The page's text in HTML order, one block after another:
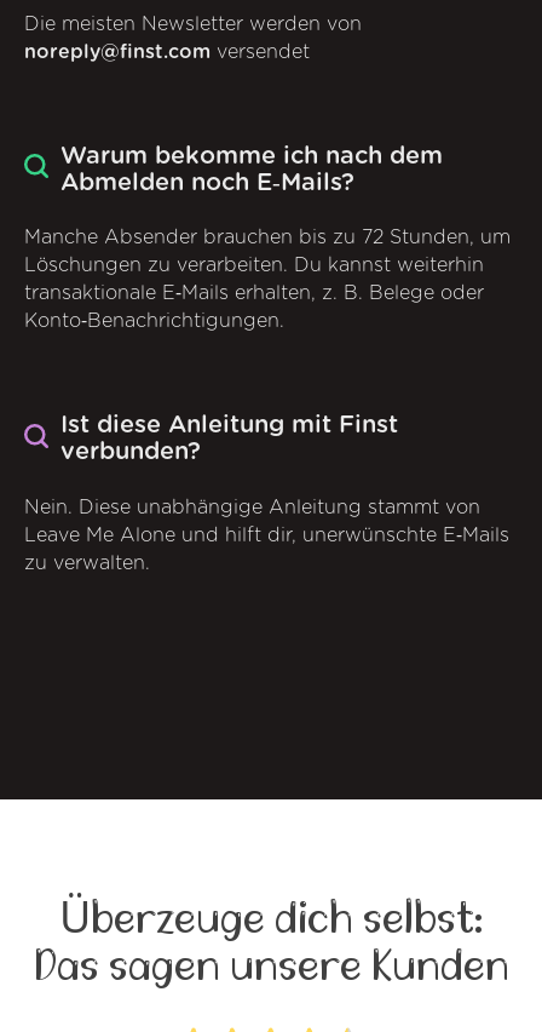
Die meisten Newsletter werden von
noreply@finst.com versendet
Warum bekomme ich nach dem
Abmelden noch E‑Mails?
Manche Absender brauchen bis zu 72 Stunden, um
Löschungen zu verarbeiten. Du kannst weiterhin
transaktionale E‑Mails erhalten, z. B. Belege oder
Konto‑Benachrichtigungen.
Ist diese Anleitung mit Finst
verbunden?
Nein. Diese unabhängige Anleitung stammt von
Leave Me Alone und hilft dir, unerwünschte E‑Mails
zu verwalten.
Überzeuge dich selbst:
Das sagen unsere Kunden